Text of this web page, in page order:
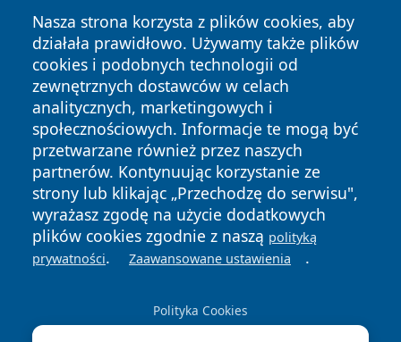
Nasza strona korzysta z plików cookies, aby
działała prawidłowo. Używamy także plików
cookies i podobnych technologii od
zewnętrznych dostawców w celach
analitycznych, marketingowych i
społecznościowych. Informacje te mogą być
przetwarzane również przez naszych
partnerów. Kontynuując korzystanie ze
strony lub klikając „Przechodzę do serwisu",
wyrażasz zgodę na użycie dodatkowych
plików cookies zgodnie z naszą polityką
prywatności. Zaawansowane ustawienia .
Polityka Cookies
Copyright © 2026 suwalkinews.pl Wszystkie prawa
zastrzeżone.
News Autorzy
Polityka
Prywatności
Polityka
Cookies